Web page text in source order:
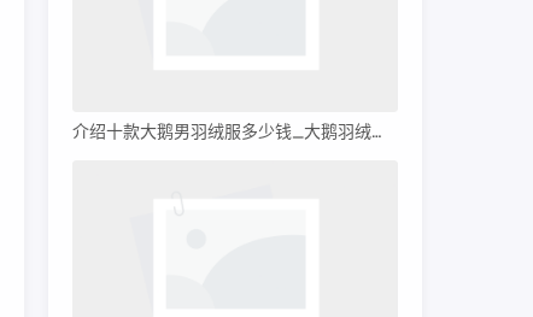
介绍十款大鹅男羽绒服多少钱_大鹅羽绒服多少钱?